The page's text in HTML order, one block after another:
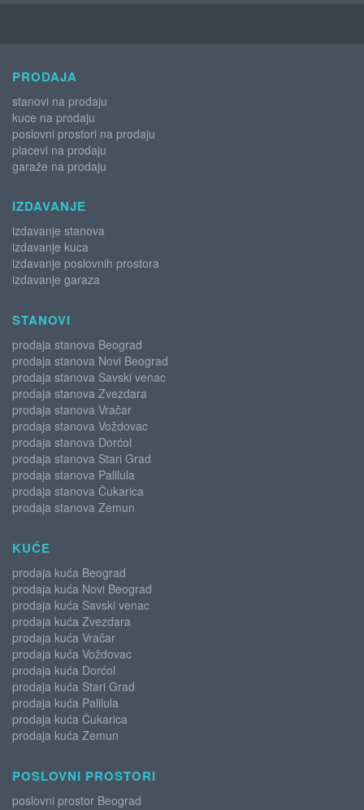
PRODAJA
stanovi na prodaju
kuce na prodaju
poslovni prostori na prodaju
placevi na prodaju
garaže na prodaju
IZDAVANJE
izdavanje stanova
izdavanje kuca
izdavanje poslovnih prostora
izdavanje garaza
STANOVI
prodaja stanova Beograd
prodaja stanova Novi Beograd
prodaja stanova Savski venac
prodaja stanova Zvezdara
prodaja stanova Vračar
prodaja stanova Voždovac
prodaja stanova Dorćol
prodaja stanova Stari Grad
prodaja stanova Palilula
prodaja stanova Čukarica
prodaja stanova Zemun
KUĆE
prodaja kuća Beograd
prodaja kuća Novi Beograd
prodaja kuća Savski venac
prodaja kuća Zvezdara
prodaja kuća Vračar
prodaja kuća Voždovac
prodaja kuća Dorćol
prodaja kuća Stari Grad
prodaja kuća Palilula
prodaja kuća Čukarica
prodaja kuća Zemun
POSLOVNI PROSTORI
poslovni prostor Beograd